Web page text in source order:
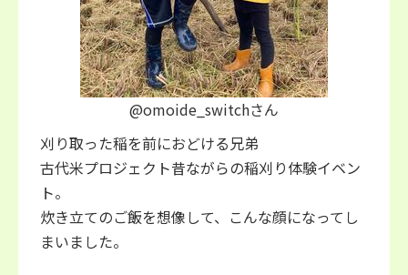
@omoide_switchさん
刈り取った稲を前におどける兄弟
古代米プロジェクト昔ながらの稲刈り体験イベン
ト。
炊き立てのご飯を想像して、こんな顔になってし
まいました。